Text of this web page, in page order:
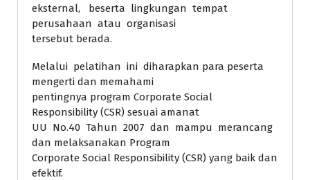
eksternal, beserta lingkungan tempat
perusahaan atau organisasi
tersebut berada.
Melalui pelatihan ini diharapkan para peserta
mengerti dan memahami
pentingnya program Corporate Social
Responsibility (CSR) sesuai amanat
UU No.40 Tahun 2007 dan mampu merancang
dan melaksanakan Program
Corporate Social Responsibility (CSR) yang baik dan
efektif.